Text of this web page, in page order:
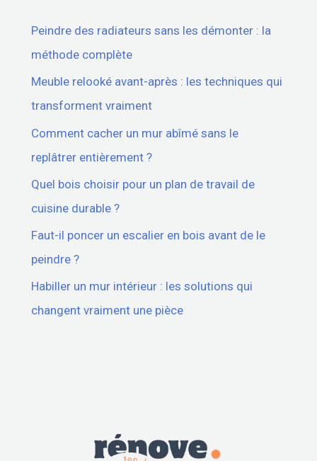
Peindre des radiateurs sans les démonter : la
méthode complète
Meuble relooké avant-après : les techniques qui
transforment vraiment
Comment cacher un mur abîmé sans le
replâtrer entièrement ?
Quel bois choisir pour un plan de travail de
cuisine durable ?
Faut-il poncer un escalier en bois avant de le
peindre ?
Habiller un mur intérieur : les solutions qui
changent vraiment une pièce